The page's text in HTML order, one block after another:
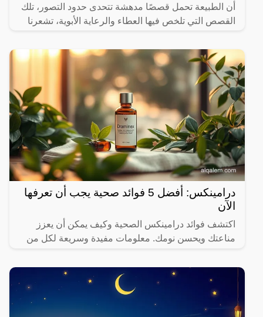
أن الطبيعة تحمل قصصًا مدهشة تتحدى حدود التصور، تلك
القصص التي تلخص فيها العطاء والرعاية الأبوية، تشعرنا
درامينكس: أفضل 5 فوائد صحية يجب أن تعرفها
الآن
اكتشف فوائد درامينكس الصحية وكيف يمكن أن يعزز
مناعتك ويحسن نومك. معلومات مفيدة وسريعة لكل من